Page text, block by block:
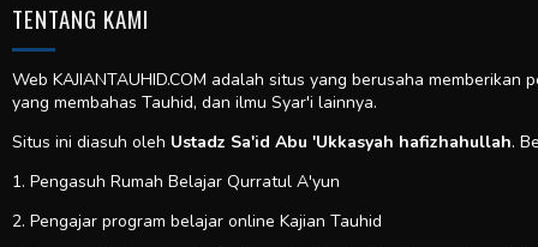
TENTANG KAMI
Web KAJIANTAUHID.COM adalah situs yang berusaha
yang membahas Tauhid, dan ilmu Syar'i lainnya.
Situs ini diasuh oleh Ustadz Sa'id Abu 'Ukkasyah hafizhahullah.
1. Pengasuh Rumah Belajar Qurratul A'yun
2. Pengajar program belajar online Kajian Tauhid